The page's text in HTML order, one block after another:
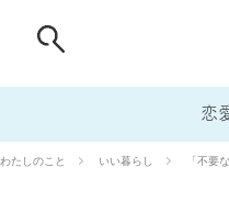
恋
わたしのこと いい暮らし 「不要